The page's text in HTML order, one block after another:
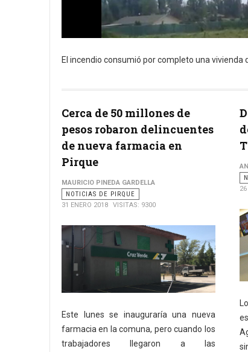
El incendio consumió por completo una vivienda
Cerca de 50 millones de
pesos robaron delincuentes
de nueva farmacia en
Pirque
MAURICIO PINEDA GARDELLA
NOTICIAS DE PIRQUE
31 ENERO 2018
VISITAS: 9300
Este lunes se inauguraría una nueva
farmacia en la comuna, pero cuando los
trabajadores llegaron a las